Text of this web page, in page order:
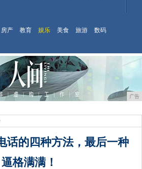
房产 教育 娱乐 美食 旅游
数码
广告
话的四种方法，最后一种
逼格满满！